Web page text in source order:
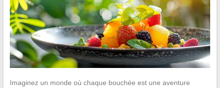
Imaginez un monde où chaque bouchée est une aventure